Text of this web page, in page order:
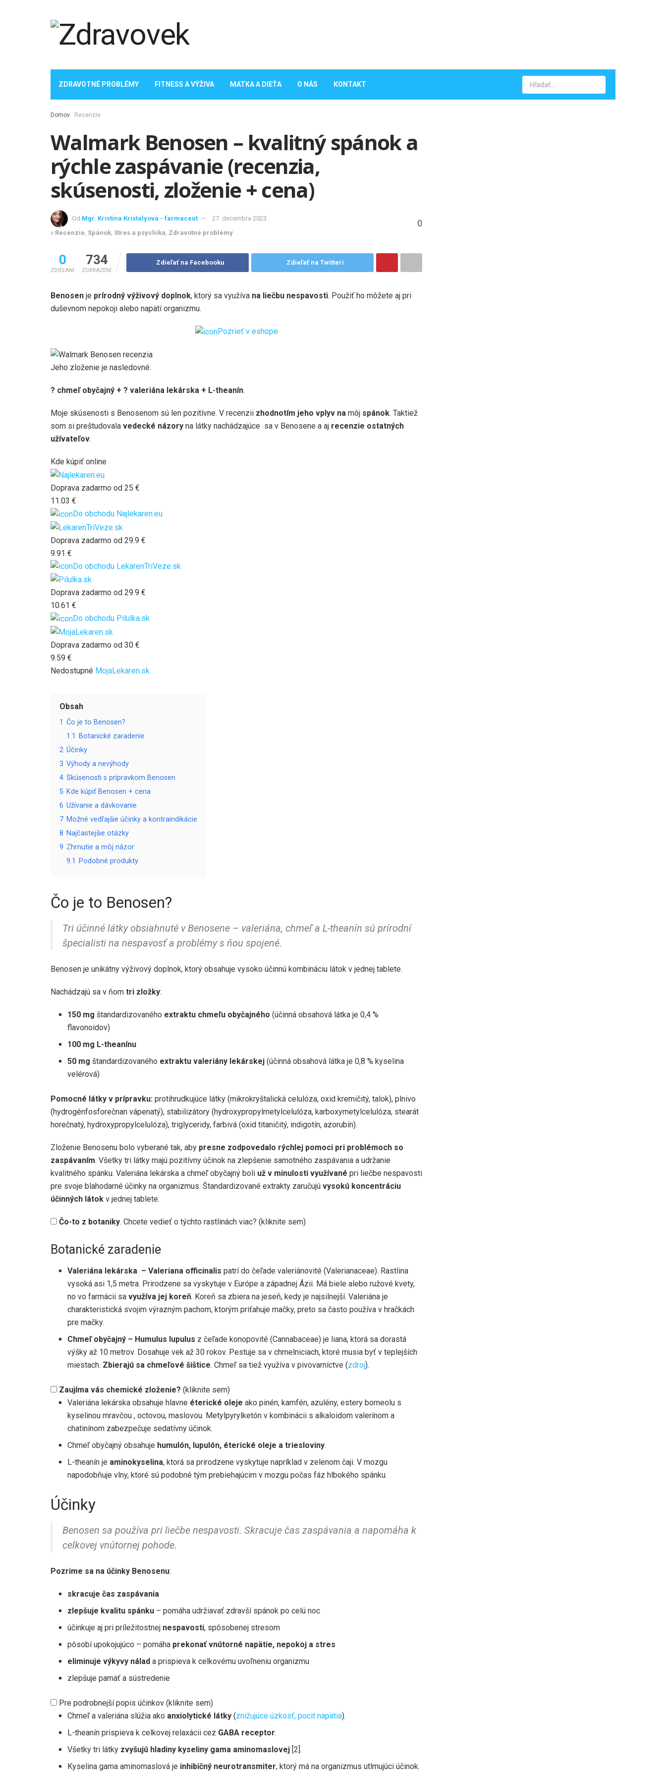
ZDRAVOTNÉ PROBLÉMY FITNESS A VÝŽIVA MATKA A DIEŤA O NÁS KONTAKT
Domov Recenzie
Walmark Benosen – kvalitný spánok a
rýchle zaspávanie (recenzia,
skúsenosti, zloženie + cena)
Od Mgr. Kristína Kristalyová - farmaceut
27. decembra 2023
v Recenzie Spánok Stres a psychika Zdravotné problémy
0
0
ZDIEĽANÍ
734
ZOBRAZENÍ
Zdieľať na Facebooku Zdieľať na Twitteri
Benosen je prírodný výživový doplnok, ktorý sa využíva na liečbu nespavosti. Použiť ho môžete aj pri
duševnom nepokoji alebo napätí organizmu.
Pozrieť v eshope
Jeho zloženie je nasledovné:
? chmeľ obyčajný + ? valeriána lekárska + L-theanín.
Moje skúsenosti s Benosenom sú len pozitívne. V recenzii zhodnotím jeho vplyv na môj spánok. Taktiež
som si preštudovala vedecké názory na látky nachádzajúce sa v Benosene a aj recenzie ostatných
užívateľov.
Kde kúpiť online
Doprava zadarmo od 25 €
11.03 €
Do obchodu Najlekaren.eu
Doprava zadarmo od 29.9 €
9.91 €
Do obchodu LekarenTriVeze.sk
Doprava zadarmo od 29.9 €
10.61 €
Do obchodu Pilulka.sk
Doprava zadarmo od 30 €
9.59 €
Nedostupné MojaLekaren.sk
Obsah
1 Čo je to Benosen?
1.1
Botanické zaradenie
2 Účinky
3 Výhody a nevýhody
4 Skúsenosti s prípravkom Benosen
5 Kde kúpiť Benosen + cena
6 Užívanie a dávkovanie
7 Možné vedľajšie účinky a kontraindikácie
8 Najčastejšie otázky
9 Zhrnutie a môj názor
9.1
Podobné produkty
Čo je to Benosen?
Tri účinné látky obsiahnuté v Benosene – valeriána, chmeľ a L-theanín sú prírodní
špecialisti na nespavosť a problémy s ňou spojené.
Benosen je unikátny výživový doplnok, ktorý obsahuje vysoko účinnú kombináciu látok v jednej tablete.
Nachádzajú sa v ňom tri zložky:
150 mg štandardizovaného extraktu chmeľu obyčajného (účinná obsahová látka je 0,4 %
flavonoidov)
100 mg L-theanínu
50 mg štandardizovaného extraktu valeriány lekárskej (účinná obsahová látka je 0,8 % kyselina
velérová)
Pomocné látky v prípravku: protihrudkujúce látky (mikrokryštalická celulóza, oxid kremičitý, talok), plnivo
(hydrogénfosforečnan vápenatý), stabilizátory (hydroxypropylmetylcelulóza, karboxymetylcelulóza, stearát
horečnatý, hydroxypropylcelulóza), triglyceridy, farbivá (oxid titaničitý, indigotín, azorubín).
Zloženie Benosenu bolo vyberané tak, aby presne zodpovedalo rýchlej pomoci pri problémoch so
zaspávaním. Všetky tri látky majú pozitívny účinok na zlepšenie samotného zaspávania a udržanie
kvalitného spánku. Valeriána lekárska a chmeľ obyčajný boli už v minulosti využívané pri liečbe nespavosti
pre svoje blahodarné účinky na organizmus. Štandardizované extrakty zaručujú vysokú koncentráciu
účinných látok v jednej tablete.
Čo-to z botaniky. Chcete vedieť o týchto rastlinách viac? (kliknite sem)
Botanické zaradenie
Valeriána lekárska – Valeriana officinalis patrí do čeľade valeriánovité (Valerianaceae). Rastlina
vysoká asi 1,5 metra. Prirodzene sa vyskytuje v Európe a západnej Ázii. Má biele alebo ružové kvety,
no vo farmácii savyužíva jej koreň. Koreň sa zbiera na jeseň, kedy je najsilnejší. Valeriána je
charakteristická svojim výrazným pachom, ktorým priťahuje mačky, preto sa často používa v hračkách
pre mačky.
Chmeľ obyčajný – Humulus lupulus z čeľade konopovité (Cannabaceae) je liana, ktorá sa dorastá
výšky až 10 metrov. Dosahuje vek až 30 rokov. Pestuje sa v chmelniciach, ktoré musia byť v teplejších
miestach. Zbierajú sa chmeľové šištice. Chmeľ sa tiež využíva v pivovarníctve (zdroj).
Zaujíma vás chemické zloženie? (kliknite sem)
Valeriána lekárska obsahuje hlavne éterické oleje ako pinén, kamfén, azulény, estery borneolu s
kyselinou mravčou , octovou, maslovou. Metylpyrylketón v kombinácii s alkaloidom valerínom a
chatinínom zabezpečuje sedatívny účinok.
Chmeľ obyčajný obsahuje humulón, lupulón, éterické oleje a triesloviny.
L-theanín je aminokyselina, ktorá sa prirodzene vyskytuje napríklad v zelenom čaji. V mozgu
napodobňuje vlny, ktoré sú podobné tým prebiehajúcim v mozgu počas fáz hlbokého spánku.
Účinky
Benosen sa používa pri liečbe nespavosti. Skracuje čas zaspávania a napomáha k
celkovej vnútornej pohode.
Pozrime sa na účinky Benosenu:
skracuje čas zaspávania
zlepšuje kvalitu spánku – pomáha udržiavať zdravší spánok po celú noc
účinkuje aj pri príležitostnej nespavosti, spôsobenej stresom
pôsobí upokojujúco – pomáha prekonať vnútorné napätie, nepokoj a stres
eliminuje výkyvy nálad a prispieva k celkovému uvoľneniu organizmu
zlepšuje pamäť a sústredenie
Pre podrobnejší popis účinkov (kliknite sem)
Chmeľ a valeriána slúžia ako anxiolytické látky (znižujúce úzkosť, pocit napätia).
L-theanín prispieva k celkovej relaxácii cez GABA receptor.
Všetky tri látky zvyšujú hladiny kyseliny gama aminomaslovej [2].
Kyselina gama aminomaslová je inhibičný neurotransmiter, ktorý má na organizmus utlmujúci účinok.